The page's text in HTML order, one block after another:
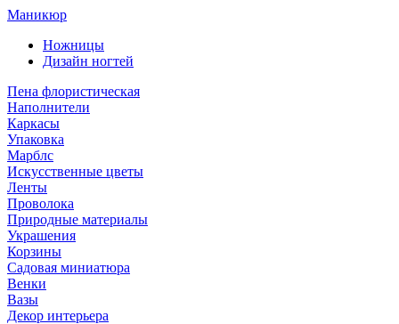
Маникюр
Ножницы
Дизайн ногтей
Пена флористическая
Наполнители
Каркасы
Упаковка
Марблс
Искусственные цветы
Ленты
Проволока
Природные материалы
Украшения
Корзины
Садовая миниатюра
Венки
Вазы
Декор интерьера